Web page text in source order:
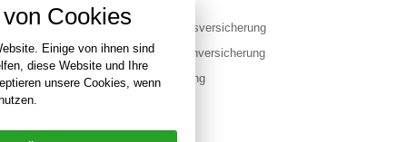
Fondsgebundene Lebensversicherung
Fondsgebundene Rentenversicherung
Kapitallebensversicherung
Cookies
Einige von ihnen sind
diese Website und Ihre
unsere Cookies, wenn
alle verwendeten Cookies und
folgende Kategorien zu
akzeptieren oder zu blockieren.
Notwendig
Performance